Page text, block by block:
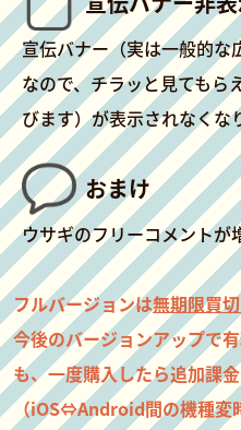
宣伝バナー（実は一般的な
なので、チラッと見てもら
びます）が表示されなくな
おまけ
ウサギのフリーコメントが
フルバージョンは無期限買
今後のバージョンアップで
も、一度購入したら追加課
（iOS⇔Android間の機種変